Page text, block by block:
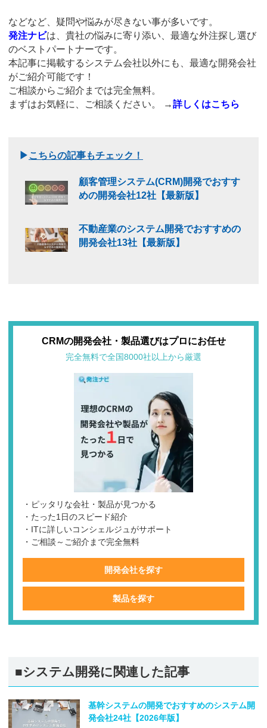
などなど、疑問や悩みが尽きない事が多いです。
発注ナビは、貴社の悩みに寄り添い、最適な外注探し選び
のベストパートナーです。
本記事に掲載するシステム会社以外にも、最適な開発会社
がご紹介可能です！
ご相談からご紹介までは完全無料。
まずはお気軽に、ご相談ください。
→詳しくはこちら
▶ こちらの記事もチェック！
顧客管理システム(CRM)開発でおすす
めの開発会社12社【最新版】
不動産業のシステム開発でおすすめの
開発会社13社【最新版】
CRMの開発会社・製品選びはプロにお任せ
完全無料で全国8000社以上から厳選
・ピッタリな会社・製品が見つかる
・たった1日のスピード紹介
・ITに詳しいコンシェルジュがサポート
・ご相談～ご紹介まで完全無料
開発会社を探す
製品を探す
■システム開発に関連した記事
基幹システムの開発でおすすめのシステム開
発会社24社【2026年版】